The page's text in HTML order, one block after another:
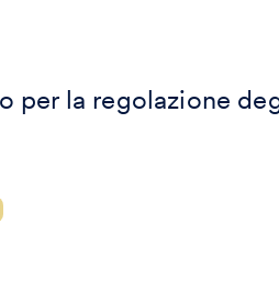
per la regolazione